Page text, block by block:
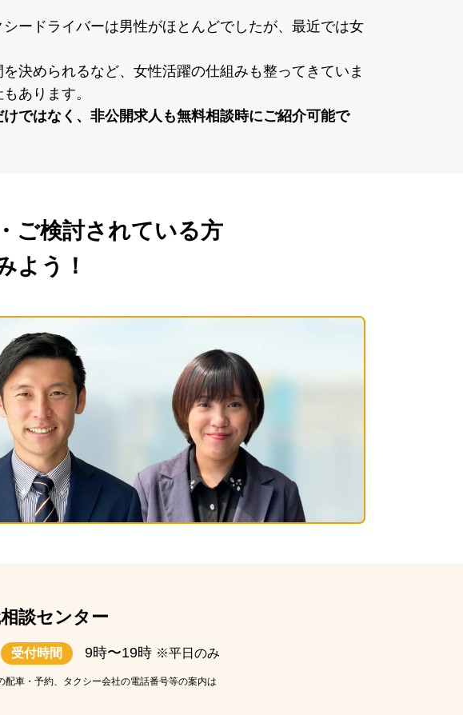
ードライバーは男性がほとんどでしたが、最近では⼥
決められるなど、⼥性活躍の仕組みも整ってきていま
あります。
ではなく、⾮公開求⼈も無料相談時にご紹介可能で
ご検討されている方
よう！
談センター
受付時間 9時〜19時 ※平日のみ
車・予約、タクシー会社の電話番号等の案内は